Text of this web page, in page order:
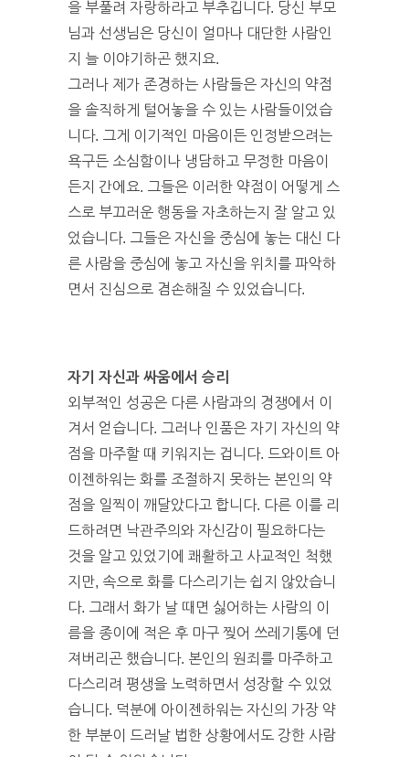
을 부풀려 자랑하라고 부추깁니다. 당신 부모
님과 선생님은 당신이 얼마나 대단한 사람인
지 늘 이야기하곤 했지요.
그러나 제가 존경하는 사람들은 자신의 약점
을 솔직하게 털어놓을 수 있는 사람들이었습
니다. 그게 이기적인 마음이든 인정받으려는
욕구든 소심함이나 냉담하고 무정한 마음이
든지 간에요. 그들은 이러한 약점이 어떻게 스
스로 부끄러운 행동을 자초하는지 잘 알고 있
었습니다. 그들은 자신을 중심에 놓는 대신 다
른 사람을 중심에 놓고 자신을 위치를 파악하
면서 진심으로 겸손해질 수 있었습니다.
자기 자신과 싸움에서 승리
외부적인 성공은 다른 사람과의 경쟁에서 이
겨서 얻습니다. 그러나 인품은 자기 자신의 약
점을 마주할 때 키워지는 겁니다. 드와이트 아
이젠하워는 화를 조절하지 못하는 본인의 약
점을 일찍이 깨달았다고 합니다. 다른 이를 리
드하려면 낙관주의와 자신감이 필요하다는
것을 알고 있었기에 쾌활하고 사교적인 척했
지만, 속으로 화를 다스리기는 쉽지 않았습니
다. 그래서 화가 날 때면 싫어하는 사람의 이
름을 종이에 적은 후 마구 찢어 쓰레기통에 던
져버리곤 했습니다. 본인의 원죄를 마주하고
다스리려 평생을 노력하면서 성장할 수 있었
습니다. 덕분에 아이젠하워는 자신의 가장 약
한 부분이 드러날 법한 상황에서도 강한 사람